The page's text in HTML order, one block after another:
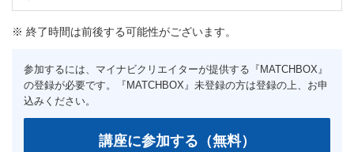
※ 終了時間は前後する可能性がございます。